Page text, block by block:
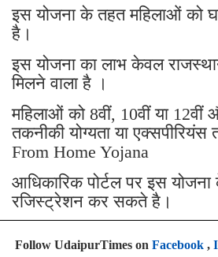
इस योजना के तहत महिलाओं को
है।
इस योजना का लाभ केवल
मिलने वाला है ।
महिलाओं को 8वीं, 10वीं या
तकनीकी योग्यता या
From Home Yojana
आधिकारिक पोर्टल पर इस
रजिस्ट्रेशन कर सकते है।
Follow UdaipurTimes on Facebook,